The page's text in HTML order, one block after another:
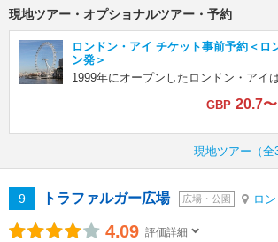
現地ツアー・オプショナルツアー・予約
ロンドン・アイ チケット事前予約＜ロ
ン発＞
1999年にオープンしたロンドン・アイ
GBP 20.7〜
現地ツアー（全
9 トラファルガー広場 広場・公園 ロ
4.09 評価詳細